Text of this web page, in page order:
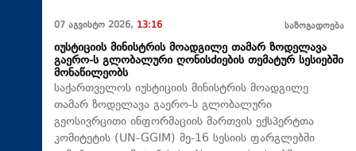
07 აგვისტო 2026, 13:16 საზოგადოება
იუსტიციის მინისტრის მოადგილე თამარ ზოდელავა
გაერო-ს გლობალური ღონისძიების თემატურ სესიებში
მონაწილეობს
საქართველოს იუსტიციის მინისტრის მოადგილე
თამარ ზოდელავა გაერო-ს გლობალური
გეოსივრცითი ინფორმაციის მართვის ექსპერტთა
კომიტეტის (UN-GGIM) მე-16 სესიის ფარგლებში